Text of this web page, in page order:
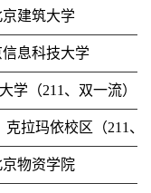
京建筑大学
息科技大学
学（211、双一流）
克拉玛依校区（211、
京物资学院